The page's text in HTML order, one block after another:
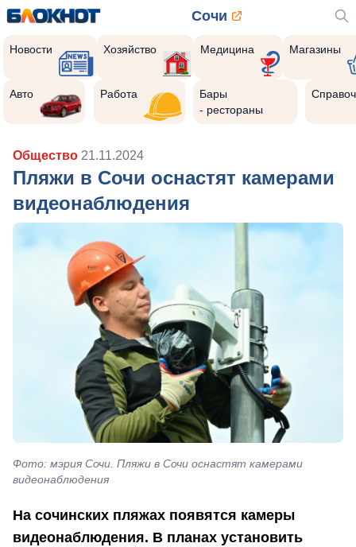
Сочи
Новости Хозяйство Медицина Магазины
Авто Работа
Бары
- рестораны
Общество 21.11.2024
Пляжи в Сочи оснастят камерами
видеонаблюдения
Фото: мэрия Сочи. Пляжи в Сочи оснастят камерами
видеонаблюдения
На сочинских пляжах появятся камеры
видеонаблюдения. В планах установить